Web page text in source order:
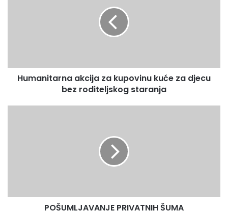
roditeljskog
staranja
Humanitarna akcija za kupovinu kuće za djecu
bez roditeljskog staranja
POŠUMLJAVANJE PRIVATNIH ŠUMA